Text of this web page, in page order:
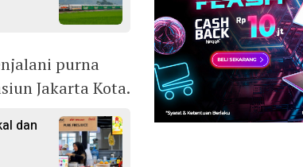
purna
Jakarta Kota.
dan